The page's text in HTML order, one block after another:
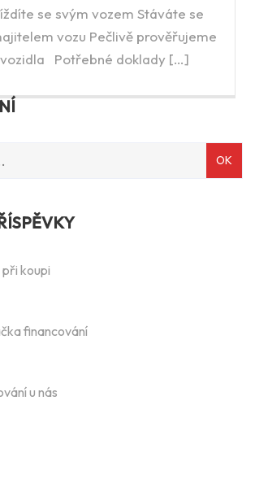
se svým vozem Stáváte se
vozu Pečlivě prověřujeme
Potřebné doklady […]
koupi
financování
u nás